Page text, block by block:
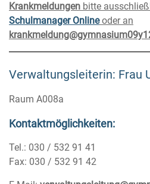
Krankmeldungen bitte
Schulmanager Onlineoder an
Verwaltungsleiterin: Frau
Raum A008a
Kontaktmöglichkeiten:
Tel.: 030 / 532 91 41
Fax: 030 / 532 91 42